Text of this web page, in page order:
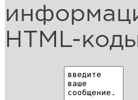
HTML-